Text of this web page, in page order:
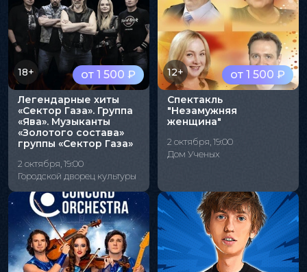
от 1 500 ₽
18+
Легендарные хиты
«Сектор Газа». Группа
«Ява». Музыканты
«Золотого состава»
группы «Сектор Газа»
2 октября, 19:00
Городской дворец культуры
от 1 500 ₽
12+
Спектакль
"Незамужняя
женщина"
2 октября, 19:00
Дом Ученых